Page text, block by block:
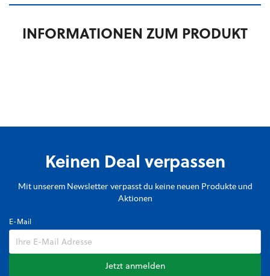
INFORMATIONEN ZUM PRODUKT
Keinen Deal verpassen
Mit unserem Newsletter verpasst du keine neuen Produkte und
Aktionen
E-Mail
Jetzt anmelden